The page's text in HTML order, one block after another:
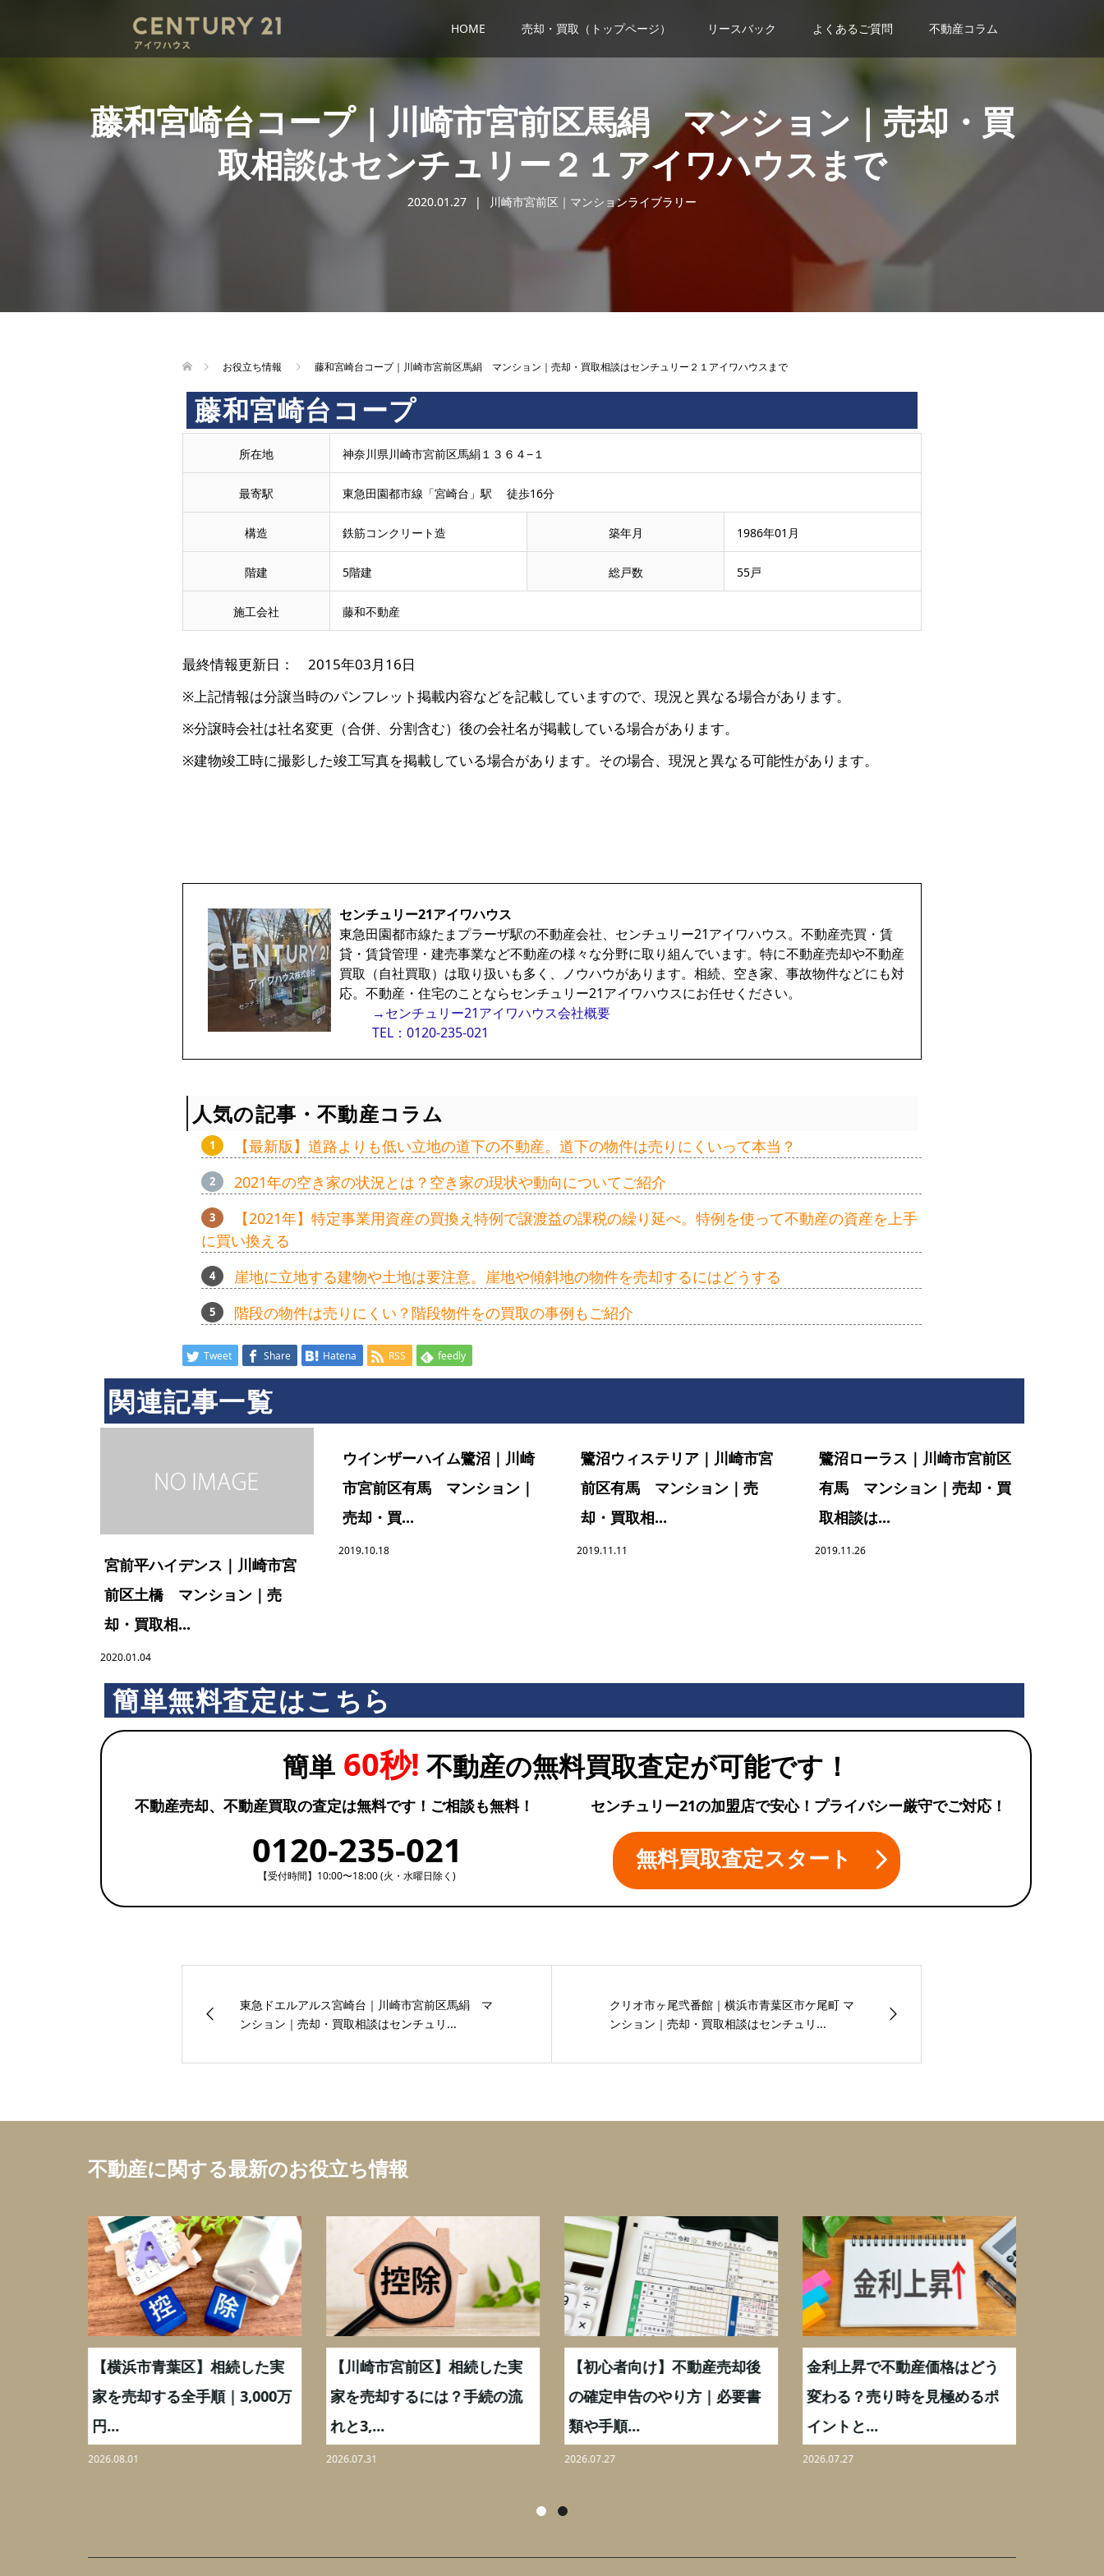
HOME 売却・買取（トップページ） リースバック よくあるご質問 不動産コラム
藤和宮崎台コープ｜川崎市宮前区馬絹 マンション｜売却・買
取相談はセンチュリー２１アイワハウスまで
2020.01.27 川崎市宮前区｜マンションライブラリー
お役立ち情報 藤和宮崎台コープ｜川崎市宮前区馬絹 マンション｜売却・買取相談はセンチュリー２１アイワハウスまで
藤和宮崎台コープ
所在地 神奈川県川崎市宮前区馬絹１３６４−１
最寄駅 東急田園都市線「宮崎台」駅 徒歩16分
構造 鉄筋コンクリート造 築年月 1986年01月
階建 5階建 総戸数 55戸
施工会社 藤和不動産
最終情報更新日： 2015年03月16日
※上記情報は分譲当時のパンフレット掲載内容などを記載していますので、現況と異なる場合があります。
※分譲時会社は社名変更（合併、分割含む）後の会社名が掲載している場合があります。
※建物竣工時に撮影した竣工写真を掲載している場合があります。その場合、現況と異なる可能性があります。
センチュリー21アイワハウス
東急田園都市線たまプラーザ駅の不動産会社、センチュリー21アイワハウス。不動産売買・賃
貸・賃貸管理・建売事業など不動産の様々な分野に取り組んでいます。特に不動産売却や不動産
買取（自社買取）は取り扱いも多く、ノウハウがあります。相続、空き家、事故物件などにも対
応。不動産・住宅のことならセンチュリー21アイワハウスにお任せください。
→センチュリー21アイワハウス会社概要
TEL：0120-235-021
人気の記事・不動産コラム
【最新版】道路よりも低い立地の道下の不動産。道下の物件は売りにくいって本当？
2021年の空き家の状況とは？空き家の現状や動向についてご紹介
【2021年】特定事業用資産の買換え特例で譲渡益の課税の繰り延べ。特例を使って不動産の資産を上手
に買い換える
崖地に立地する建物や土地は要注意。崖地や傾斜地の物件を売却するにはどうする
階段の物件は売りにくい？階段物件をの買取の事例もご紹介
Tweet Share Hatena RSS feedly
関連記事一覧
宮前平ハイデンス｜川崎市宮
前区土橋 マンション｜売
却・買取相...
2020.01.04
ウインザーハイム鷺沼｜川崎
市宮前区有馬 マンション｜
売却・買...
2019.10.18
鷺沼ウィステリア｜川崎市宮
前区有馬 マンション｜売
却・買取相...
2019.11.11
鷺沼ローラス｜川崎市宮前区
有馬 マンション｜売却・買
取相談は...
2019.11.26
簡単無料査定はこちら
簡単60秒! 不動産の無料買取査定が可能です！
不動産売却、不動産買取の査定は無料です！ご相談も無料！ センチュリー21の加盟店で安心！プライバシー厳守でご対応！
0120-235-021
【受付時間】10:00〜18:00 (火・水曜日除く)
無料買取査定スタート
東急ドエルアルス宮崎台｜川崎市宮前区馬絹 マ
ンション｜売却・買取相談はセンチュリ...
クリオ市ヶ尾弐番館｜横浜市青葉区市ケ尾町 マ
ンション｜売却・買取相談はセンチュリ...
不動産に関する最新のお役立ち情報
【横浜市青葉区】相続した実
家を売却する全手順｜3,000万
円...
2026.08.01
【川崎市宮前区】相続した実
家を売却するには？手続の流
れと3,...
2026.07.31
【初心者向け】不動産売却後
の確定申告のやり方｜必要書
類や手順...
2026.07.27
金利上昇で不動産価格はどう
変わる？売り時を見極めるポ
イントと...
2026.07.27